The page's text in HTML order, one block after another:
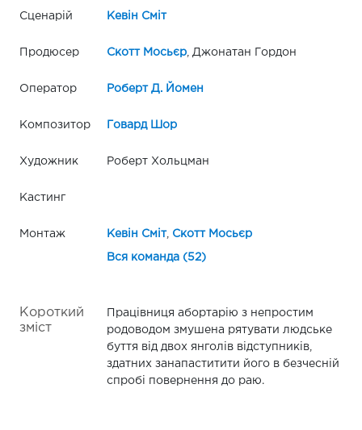
Сценарій Кевін Сміт
Продюсер Скотт Мосьєр, Джонатан Гордон
Оператор Роберт Д. Йомен
Композитор Говард Шор
Художник Роберт Хольцман
Кастинг
Монтаж Кевін Сміт, Скотт Мосьєр
Вся команда (52)
Короткий
зміст
Працівниця абортарію з непростим
родоводом змушена рятувати людське
буття від двох янголів відступників,
здатних занапаститити його в безчесній
спробі повернення до раю.